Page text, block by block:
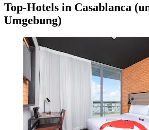
Top-Hotels in Casablanca
Umgebung)